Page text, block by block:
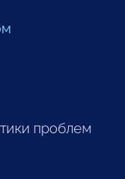
проблем